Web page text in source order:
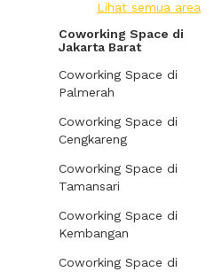
Lihat semua area
Coworking Space di
Jakarta Barat
Coworking Space di
Palmerah
Coworking Space di
Cengkareng
Coworking Space di
Tamansari
Coworking Space di
Kembangan
Coworking Space di